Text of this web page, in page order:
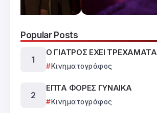
Popular Posts
Ο ΓΙΑΤΡΟΣ ΕΧΕΙ ΤΡΕΧΑΜΑΤΑ
Κινηματογράφος
ΕΠΤΑ ΦΟΡΕΣ ΓΥΝΑΙΚΑ
Κινηματογράφος